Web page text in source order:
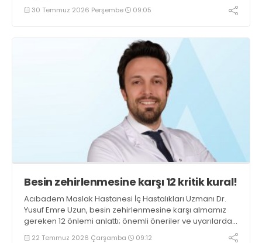
30 Temmuz 2026 Perşembe 09:05
Besin zehirlenmesine karşı 12 kritik kural!
Acıbadem Maslak Hastanesi İç Hastalıkları Uzmanı Dr.
Yusuf Emre Uzun, besin zehirlenmesine karşı almamız
gereken 12 önlemi anlattı; önemli öneriler ve uyarılarda
bulundu
22 Temmuz 2026 Çarşamba 09:12